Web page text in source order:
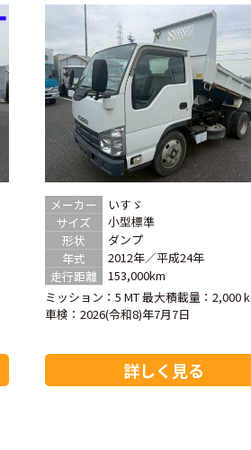
メーカー
いすゞ
サイズ
小型標準
形状
ダンプ
年式
2012年／平成24年
走行距離
153,000km
ミッション：5 MT最大積載量：2,000
車検： 2026(令和8)年7月7日
詳しく見る